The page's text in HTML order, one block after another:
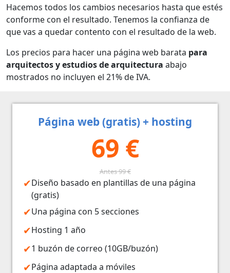
Hacemos todos los cambios necesarios hasta que estés
conforme con el resultado. Tenemos la confianza de
que vas a quedar contento con el resultado de la web.
Los precios para hacer una página web barata para
arquitectos y estudios de arquitectura abajo
mostrados no incluyen el 21% de IVA.
Página web (gratis) + hosting
69 €
Antes 99 €
Diseño basado en plantillas de una página
(gratis)
Una página con 5 secciones
Hosting 1 año
1 buzón de correo (10GB/buzón)
Página adaptada a móviles